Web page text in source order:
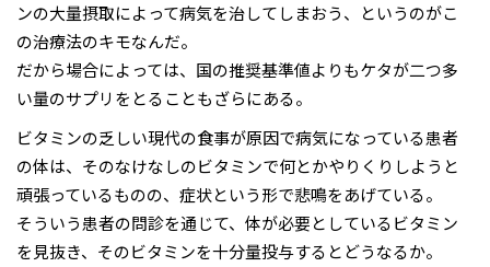
ンの大量摂取によって病気を治してしまおう、というのがこ
の治療法のキモなんだ。
だから場合によっては、国の推奨基準値よりもケタが二つ多
い量のサプリをとることもざらにある。
ビタミンの乏しい現代の食事が原因で病気になっている患者
の体は、そのなけなしのビタミンで何とかやりくりしようと
頑張っているものの、症状という形で悲鳴をあげている。
そういう患者の問診を通じて、体が必要としているビタミン
を見抜き、そのビタミンを十分量投与するとどうなるか。